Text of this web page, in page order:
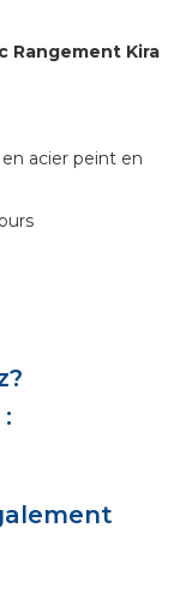
Rangement Kira
acier peint en